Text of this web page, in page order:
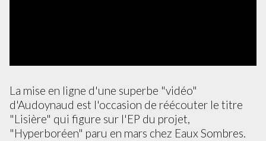
La mise en ligne d'une superbe "vidéo"
d'Audoynaud est l'occasion de réécouter le titre
"Lisière" qui figure sur l'EP du projet,
"Hyperboréen" paru en mars chez Eaux Sombres.